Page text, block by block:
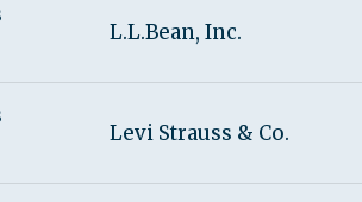
L.L.Bean, Inc.
Levi Strauss & Co.